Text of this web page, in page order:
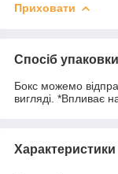
Приховати
Спосіб упаковки
Бокс можемо
вигляді. *Впливає
Характеристики